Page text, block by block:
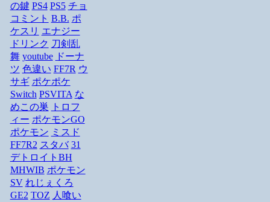
の鍵 PS4 PS5 チョ
コミント B.B. ポ
ケスリ エナジー
ドリンク 刀剣乱
舞 youtube
ドーナ
ツ 色違い FF7R ウ
サギ ポケポケ
Switch PSVITA な
めこの巣
トロフ
ィー ポケモンGO
ポケモン ミスド
FF7R2 スタバ 31
デトロイトBH
MHWIB ポケモン
SV れじぇくろ
GE2 TOZ 人喰い